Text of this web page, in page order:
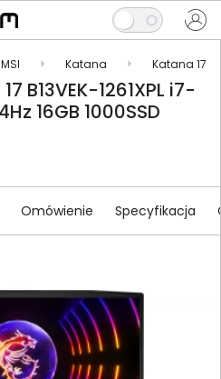
MSI Katana Katana 17
B13VEK-1261XPL i7-
16GB 1000SSD
Omówienie Specyfikacja